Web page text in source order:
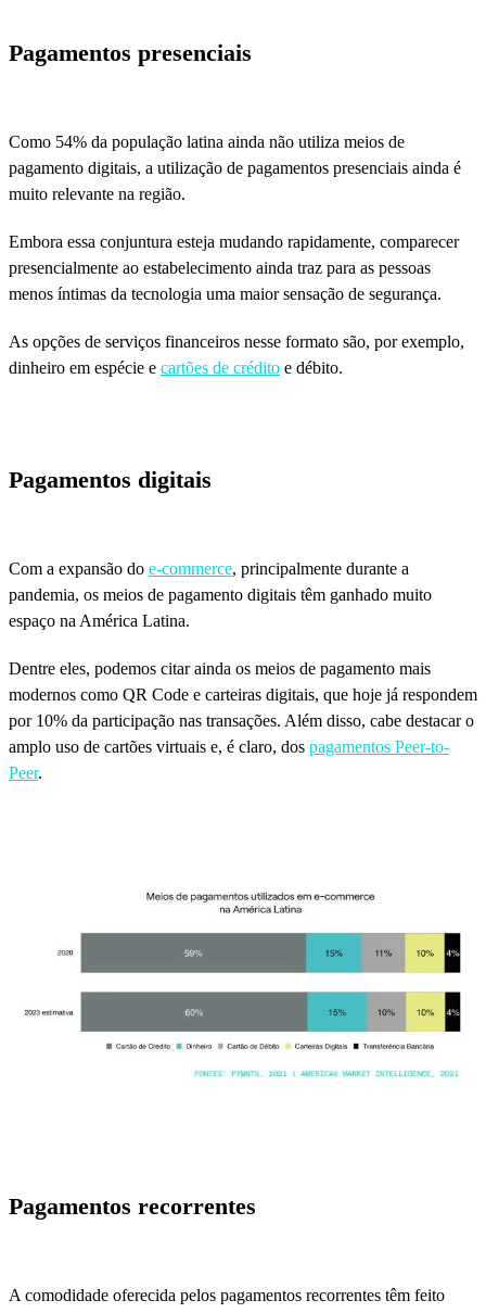
Pagamentos presenciais
Como 54% da população latina ainda não utiliza meios de
pagamento digitais, a utilização de pagamentos presenciais ainda é
muito relevante na região.
Embora essa conjuntura esteja mudando rapidamente, comparecer
presencialmente ao estabelecimento ainda traz para as pessoas
menos íntimas da tecnologia uma maior sensação de segurança.
As opções de serviços financeiros nesse formato são, por exemplo,
dinheiro em espécie e cartões de crédito e débito.
Pagamentos digitais
Com a expansão do e-commerce, principalmente durante a
pandemia, os meios de pagamento digitais têm ganhado muito
espaço na América Latina.
Dentre eles, podemos citar ainda os meios de pagamento mais
modernos como QR Code e carteiras digitais, que hoje já respondem
por 10% da participação nas transações. Além disso, cabe destacar o
amplo uso de cartões virtuais e, é claro, dos pagamentos Peer-to-
Peer.
Pagamentos recorrentes
A comodidade oferecida pelos pagamentos recorrentes têm feito